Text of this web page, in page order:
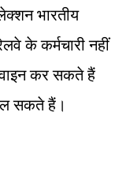
भारतीय
के कर्मचारी नहीं
कर सकते हैं
सकते हैं।